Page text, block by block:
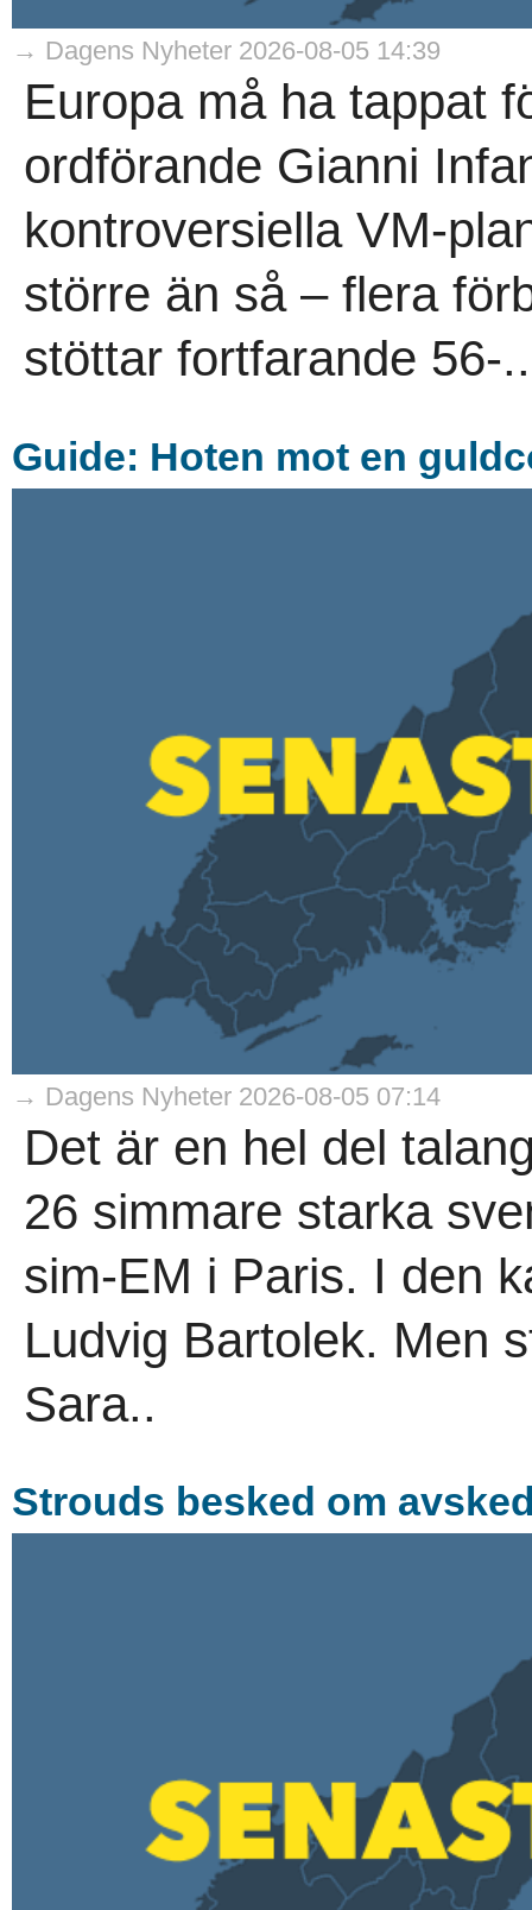
→ Dagens Nyheter 2026-08-05 14:39
Europa må ha tappat
ordförande Gianni
kontroversiella VM-
större än så – flera
stöttar fortfarande 56-..
Guide: Hoten mot en
→ Dagens Nyheter 2026-08-05 07:14
Det är en hel del
26 simmare starka
sim-EM i Paris. I den
Ludvig Bartolek. Men
Sara..
Strouds besked om